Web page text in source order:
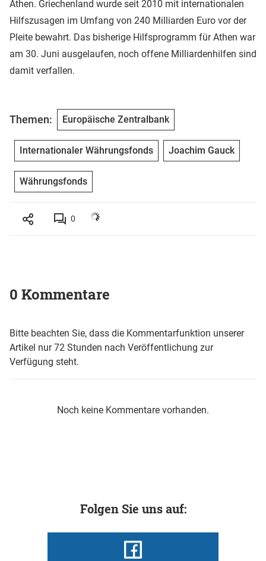
Athen. Griechenland wurde seit 2010 mit internationalen
Hilfszusagen im Umfang von 240 Milliarden Euro vor der
Pleite bewahrt. Das bisherige Hilfsprogramm für Athen war
am 30. Juni ausgelaufen, noch offene Milliardenhilfen sind
damit verfallen.
Themen: Europäische Zentralbank
Internationaler Währungsfonds Joachim Gauck
Währungsfonds
0
0 Kommentare
Bitte beachten Sie, dass die Kommentarfunktion unserer
Artikel nur 72 Stunden nach Veröffentlichung zur
Verfügung steht.
Noch keine Kommentare vorhanden.
Folgen Sie uns auf: